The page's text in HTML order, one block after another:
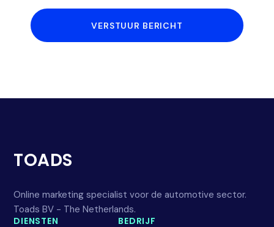
VERSTUUR BERICHT
TOADS
Online marketing specialist voor de automotive sector.
Toads BV - The Netherlands.
DIENSTEN
BEDRIJF